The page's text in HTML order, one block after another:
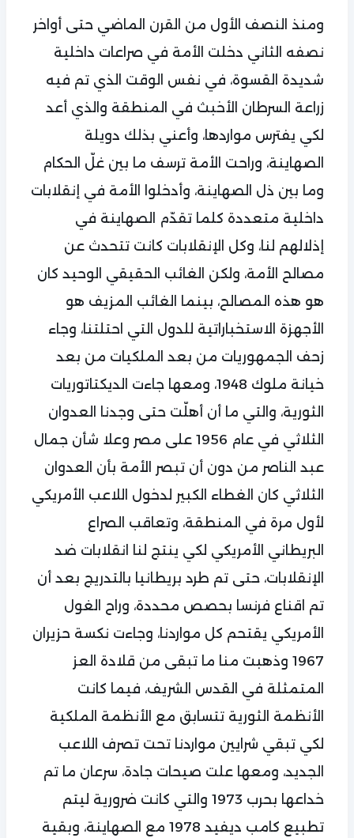
ومنذ النصف الأول من القرن الماضي حتى أواخر
نصفه الثاني دخلت الأمة في صراعات داخلية
شديدة القسوة، في نفس الوقت الذي تم فيه
زراعة السرطان الأخبث في المنطقة والذي أعد
لكي يفترس مواردها، وأعني بذلك دويلة
الصهاينة، وراحت الأمة ترسف ما بين غلّ الحكام
وما بين ذل الصهاينة، وأدخلوا الأمة في إنقلابات
داخلية متعددة كلما تقدّم الصهاينة في
إذلالهم لنا، وكل الإنقلابات كانت تتحدث عن
مصالح الأمة، ولكن الغائب الحقيقي الوحيد كان
هو هذه المصالح، بينما الغائب المزيف هو
الأجهزة الاستخباراتية للدول التي احتلتنا، وجاء
زحف الجمهوريات من بعد الملكيات من بعد
خيانة ملوك 1948، ومعها جاءت الديكتاتوريات
الثورية، والتي ما أن أهلّت حتى وجدنا العدوان
الثلاثي في عام 1956 على مصر وعلا شأن جمال
عبد الناصر من دون أن تبصر الأمة بأن العدوان
الثلاثي كان الغطاء الكبير لدخول اللاعب الأمريكي
لأول مرة في المنطقة، وتعاقب الصراع
البريطاني الأمريكي لكي ينتج لنا انقلابات ضد
الإنقلابات، حتى تم طرد بريطانيا بالتدريج بعد أن
تم اقناع فرنسا بحصص محددة، وراح الغول
الأمريكي يقتحم كل مواردنا، وجاءت نكسة حزيران
1967 وذهبت منا ما تبقى من قلادة العز
المتمثلة في القدس الشريف، فيما كانت
الأنظمة الثورية تتسابق مع الأنظمة الملكية
لكي تبقي شرايين مواردنا تحت تصرف اللاعب
الجديد، ومعها علت صيحات جادة، سرعان ما تم
خداعها بحرب 1973 والتي كانت ضرورية ليتم
تطبيع كامب ديفيد 1978 مع الصهاينة، وبقية